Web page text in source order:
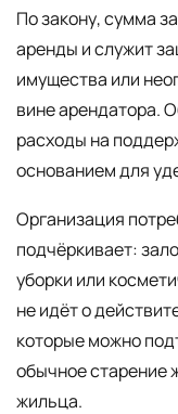
По закону, сумма
аренды и служит
имущества или
вине арендатора.
расходы на
основанием для
Организация
подчёркивает:
уборки или
не идёт о
которые можно
обычное старение
жильца.